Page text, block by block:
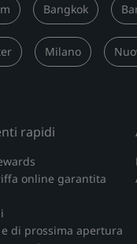
Bangkok
Milano
rapidi
online garantita
di prossima apertura